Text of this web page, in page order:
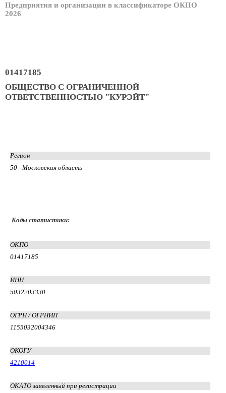
Предприятия и организации в классификаторе ОКПО
2026
01417185
ОБЩЕСТВО С ОГРАНИЧЕННОЙ
ОТВЕТСТВЕННОСТЬЮ "КУРЭЙТ"
Регион
50 - Московская область
Коды статистики:
ОКПО
01417185
ИНН
5032203330
ОГРН / ОГРНИП
1155032004346
ОКОГУ
4210014
ОКАТО заявленный при регистрации